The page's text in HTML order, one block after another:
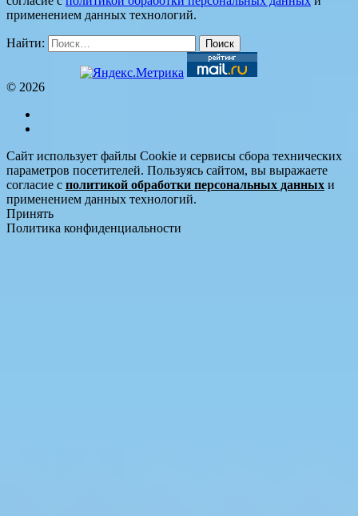
применением данных технологий.
Найти:
© 2026
Сайт использует файлы Cookie и сервисы сбора технических
параметров посетителей. Пользуясь сайтом, вы выражаете
согласие с политикой обработки персональных данных и
применением данных технологий.
Принять
Политика конфиденциальности